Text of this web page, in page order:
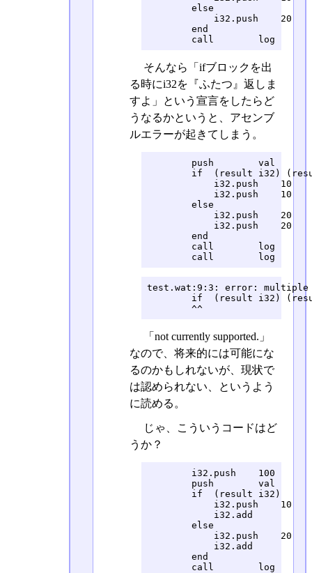
        else
            i32.push    20
        end
        call        log
そんなら「ifブロックを出
る時にi32を『ふたつ』返しま
すよ」という宣言をしたらど
うなるかというと、アセンブ
ルエラーが起きてしまう。
        push        val
if  (result i32)
            i32.push    10
            i32.push    10
        else
            i32.push    20
            i32.push    20
        end
        call        log
        call        log
test.wat:9:3: error:
if  (result i32)
        ^^
「not currently supported.」
なので、将来的には可能にな
るのかもしれないが、現状で
は認められない、というよう
に読める。
じゃ、こういうコードはど
うか？
        i32.push    100
        push        val
        if  (result i32)
            i32.push    10
            i32.add
        else
            i32.push    20
            i32.add
        end
        call        log